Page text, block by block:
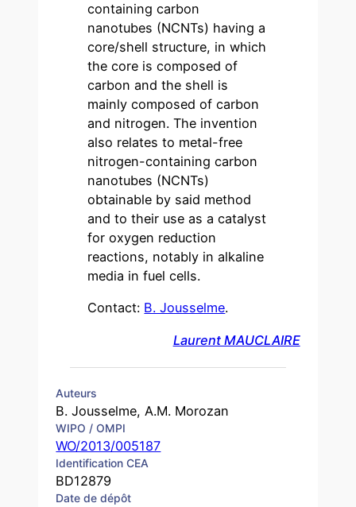
Auteurs
B. Jousselme, A.M. Morozan
WIPO / OMPI
WO/2013/005187
Identification CEA
BD12879
Date de dépôt
containing carbon
nanotubes (NCNTs) having a
core/shell structure, in which
the core is composed of
carbon and the shell is
mainly composed of carbon
and nitrogen. The invention
also relates to metal-free
nitrogen-containing carbon
nanotubes (NCNTs)
obtainable by said method
and to their use as a catalyst
for oxygen reduction
reactions, notably in alkaline
media in fuel cells.
Contact: B. Jousselme.
Laurent MAUCLAIRE